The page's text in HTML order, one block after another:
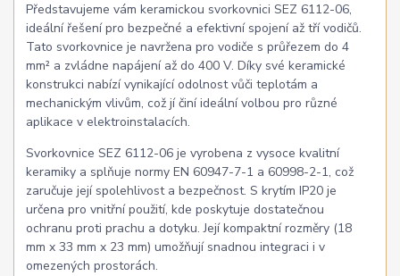
Představujeme vám keramickou svorkovnici SEZ 6112-06,
ideální řešení pro bezpečné a efektivní spojení až tří vodičů.
Tato svorkovnice je navržena pro vodiče s průřezem do 4
mm² a zvládne napájení až do 400 V. Díky své keramické
konstrukci nabízí vynikající odolnost vůči teplotám a
mechanickým vlivům, což jí činí ideální volbou pro různé
aplikace v elektroinstalacích.
Svorkovnice SEZ 6112-06 je vyrobena z vysoce kvalitní
keramiky a splňuje normy EN 60947-7-1 a 60998-2-1, což
zaručuje její spolehlivost a bezpečnost. S krytím IP20 je
určena pro vnitřní použití, kde poskytuje dostatečnou
ochranu proti prachu a dotyku. Její kompaktní rozměry (18
mm x 33 mm x 23 mm) umožňují snadnou integraci i v
omezených prostorách.